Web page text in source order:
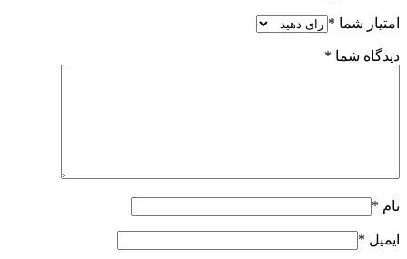
امتیاز شما *
دیدگاه شما *
نام *
ایمیل *